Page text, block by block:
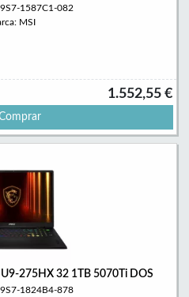
1587C1-082
MSI
1.552,55 €
275HX 32 1TB 5070Ti DOS
1824B4-878